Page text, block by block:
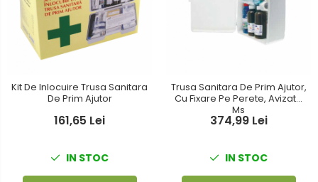
Kit De Inlocuire Trusa Sanitara
De Prim Ajutor
161,65 Lei
IN STOC
Trusa Sanitara De Prim Ajutor,
Cu Fixare Pe Perete, Avizata
Ms
374,99 Lei
IN STOC